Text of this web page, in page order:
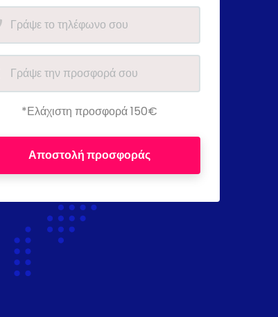
*Ελάχιστη προσφορά 150€
Αποστολή προσφοράς